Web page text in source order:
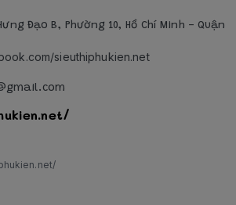
Đạo B, Phường 10, Hồ Chí Minh - Quận
sieuthiphukien.net